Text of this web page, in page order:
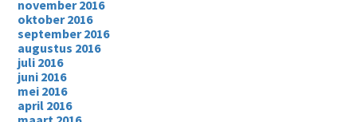
november 2016
oktober 2016
september 2016
augustus 2016
juli 2016
juni 2016
mei 2016
april 2016